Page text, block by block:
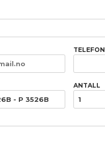
TELEFON
ANTALL